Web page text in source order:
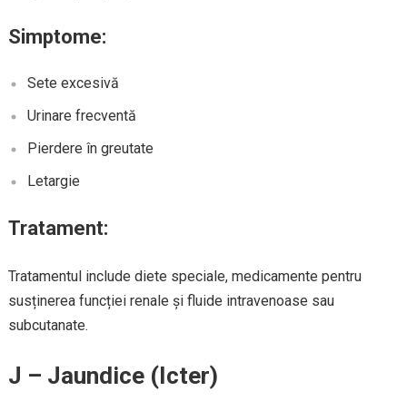
Simptome:
Sete excesivă
Urinare frecventă
Pierdere în greutate
Letargie
Tratament:
Tratamentul include diete speciale, medicamente pentru
susținerea funcției renale și fluide intravenoase sau
subcutanate.
J – Jaundice (Icter)